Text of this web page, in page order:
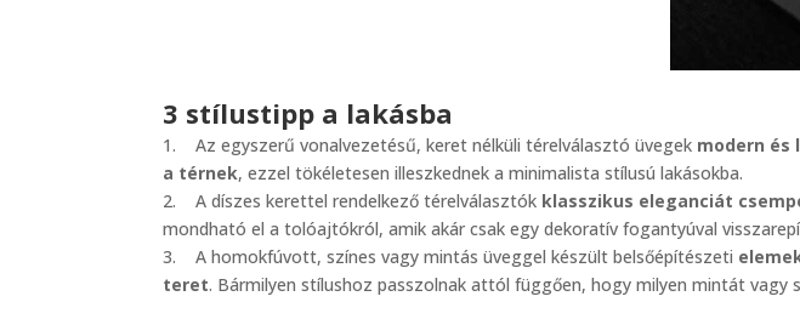
3 stílustipp a lakásba
1. Az egyszerű vonalvezetésű, keret nélküli térelválasztó üvegek modern
a térnek, ezzel tökéletesen illeszkednek a minimalista stílusú lakásokba.
2. A díszes kerettel rendelkező térelválasztók klasszikus eleganciát
mondható el a tolóajtókról, amik akár csak egy dekoratív fogantyúval
3. A homokfúvott, színes vagy mintás üveggel készült belsőépítészeti
teret. Bármilyen stílushoz passzolnak attól függően, hogy milyen mintát vagy